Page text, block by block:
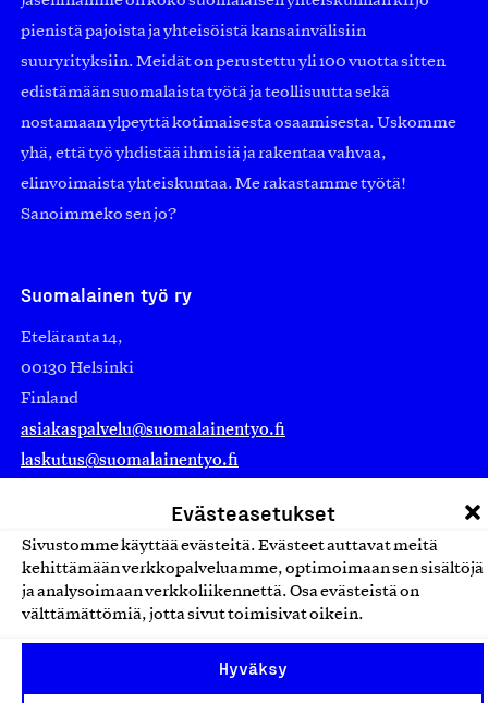
Evästeasetukset
Sivustomme käyttää evästeitä. Evästeet auttavat meitä
kehittämään verkkopalveluamme, optimoimaan sen sisältöjä
ja analysoimaan verkkoliikennettä. Osa evästeistä on
välttämättömiä, jotta sivut toimisivat oikein.
Hyväksy
pienistä pajoista ja yhteisöistä kansainvälisiin
suuryrityksiin. Meidät on perustettu yli 100 vuotta sitten
edistämään suomalaista työtä ja teollisuutta sekä
nostamaan ylpeyttä kotimaisesta osaamisesta. Uskomme
yhä, että työ yhdistää ihmisiä ja rakentaa vahvaa,
elinvoimaista yhteiskuntaa. Me rakastamme työtä!
Sanoimmeko sen jo?
Suomalainen työ ry
Eteläranta 14,
00130 Helsinki
Finland
asiakaspalvelu@suomalainentyo.fi
laskutus@suomalainentyo.fi
Avainlippu
Design From Finland